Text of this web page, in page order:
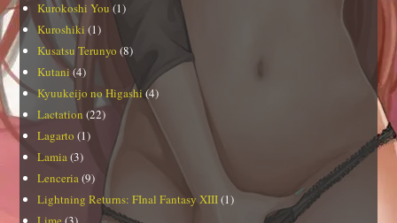
Kurokoshi You (1)
Kuroshiki (1)
Kusatsu Terunyo (8)
Kutani (4)
Kyuukeijo no Higashi (4)
Lactation (22)
Lagarto (1)
Lamia(3)
Lenceria(9)
Lightning Returns: FInal Fantasy XIII(1)